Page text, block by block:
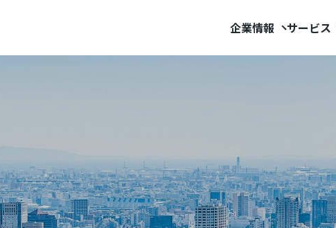
企業情報 サービス